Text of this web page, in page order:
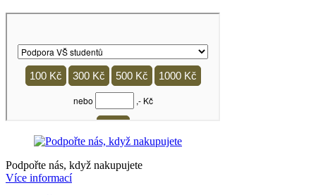
Podpořte nás, když nakupujete
Více informací